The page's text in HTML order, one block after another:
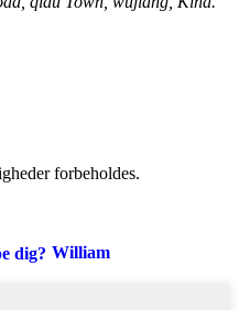
forbeholdes.
William